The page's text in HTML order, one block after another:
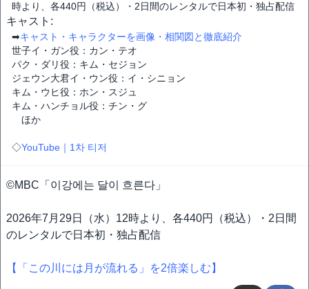
時より、各440円（税込）・2日間のレンタルで日本初・独占配信
キャスト:
➡キャスト・キャラクターを画像・相関図と徹底紹介
世子イ・ガン役：カン・テオ
パク・ダリ役：キム・セジョン
ジェウン大君イ・ウン役：イ・シニョン
キム・ウヒ役：ホン・スジュ
キム・ハンチョル役：チン・グ
ほか
◇YouTube｜1차 티저
©MBC「이강에는 달이 흐른다」
2026年7月29日（水）12時より、各440円（税込）・2日間
のレンタルで日本初・独占配信
【「この川には月が流れる」を2倍楽しむ】